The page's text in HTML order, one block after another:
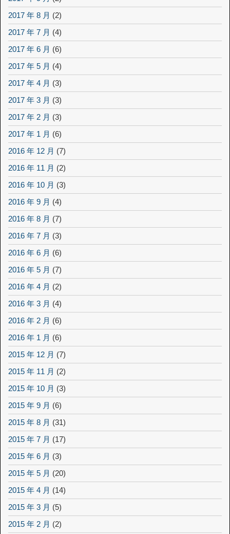
2017 年 8 月 (2)
2017 年 7 月 (4)
2017 年 6 月 (6)
2017 年 5 月 (4)
2017 年 4 月 (3)
2017 年 3 月 (3)
2017 年 2 月 (3)
2017 年 1 月 (6)
2016 年 12 月 (7)
2016 年 11 月 (2)
2016 年 10 月 (3)
2016 年 9 月 (4)
2016 年 8 月 (7)
2016 年 7 月 (3)
2016 年 6 月 (6)
2016 年 5 月 (7)
2016 年 4 月 (2)
2016 年 3 月 (4)
2016 年 2 月 (6)
2016 年 1 月 (6)
2015 年 12 月 (7)
2015 年 11 月 (2)
2015 年 10 月 (3)
2015 年 9 月 (6)
2015 年 8 月 (31)
2015 年 7 月 (17)
2015 年 6 月 (3)
2015 年 5 月 (20)
2015 年 4 月 (14)
2015 年 3 月 (5)
2015 年 2 月 (2)